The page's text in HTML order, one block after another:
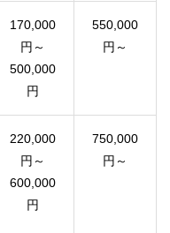
170,000
円～
500,000
円
550,000
円～
220,000
円～
600,000
円
750,000
円～